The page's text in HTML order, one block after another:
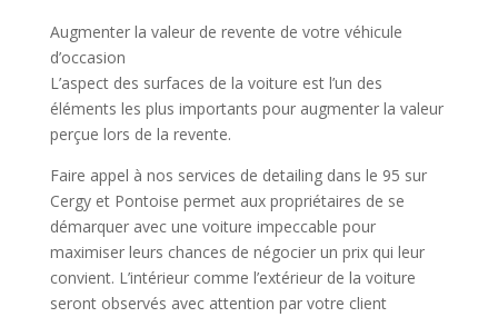
Augmenter la valeur de revente de votre véhicule
d’occasion
L’aspect des surfaces de la voiture est l’un des
éléments les plus importants pour augmenter la valeur
perçue lors de la revente.
Faire appel à nos services de detailing dans le 95 sur
Cergy et Pontoise permet aux propriétaires de se
démarquer avec une voiture impeccable pour
maximiser leurs chances de négocier un prix qui leur
convient. L’intérieur comme l’extérieur de la voiture
seront observés avec attention par votre client